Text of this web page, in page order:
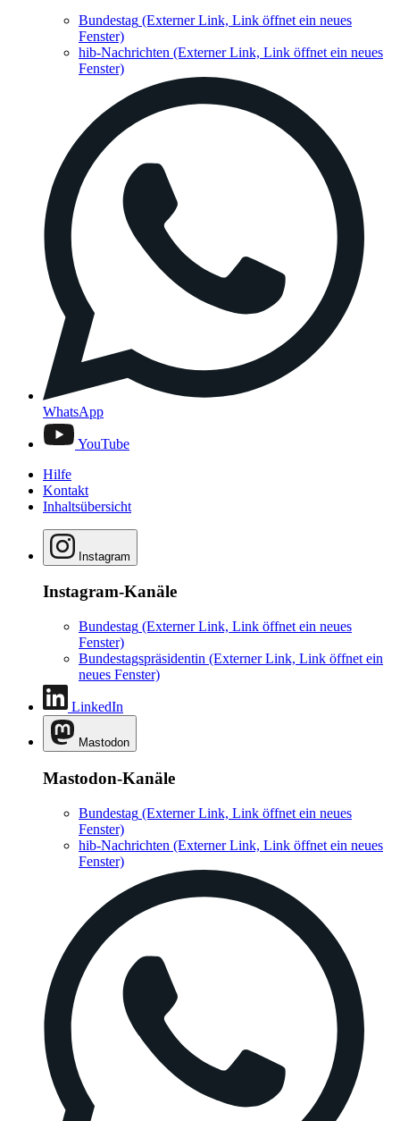
Bundestag (Externer Link, Link öffnet ein neues
Fenster)
hib-Nachrichten (Externer Link, Link öffnet ein neues
Fenster)
WhatsApp
YouTube
Hilfe
Kontakt
Inhaltsübersicht
Instagram
Instagram-Kanäle
Bundestag (Externer Link, Link öffnet ein neues
Fenster)
Bundestagspräsidentin (Externer Link, Link öffnet ein
neues Fenster)
LinkedIn
Mastodon
Mastodon-Kanäle
Bundestag (Externer Link, Link öffnet ein neues
Fenster)
hib-Nachrichten (Externer Link, Link öffnet ein neues
Fenster)